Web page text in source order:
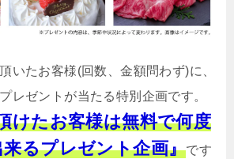
いたお客様(回数、金額問わず)に、
レゼントが当たる特別企画です。
けたお客様は無料で何度
るプレゼント企画』です